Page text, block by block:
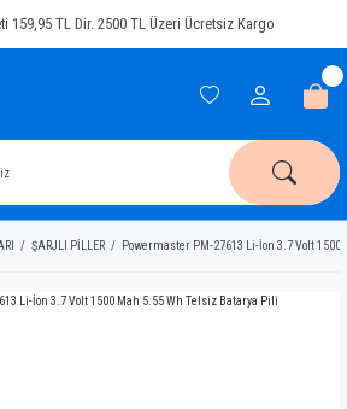
159,95 TL Dir. 2500 TL Üzeri Ücretsiz Kargo
ŞARJLI PİLLER Powermaster PM-27613 Li-İon 3.7 Volt